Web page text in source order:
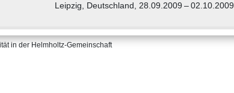
Leipzig, Deutschland, 28.09.2009 – 02.10.2009
in der Helmholtz-Gemeinschaft